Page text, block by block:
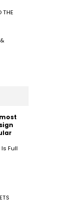
THE
Full